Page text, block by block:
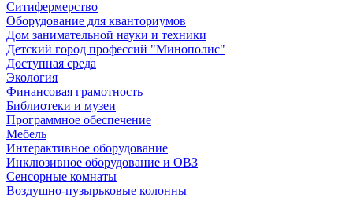
Ситифермерство
Оборудование для кванториумов
Дом занимательной науки и техники
Детский город профессий "Минополис"
Доступная среда
Экология
Финансовая грамотность
Библиотеки и музеи
Программное обеспечение
Мебель
Интерактивное оборудование
Инклюзивное оборудование и ОВЗ
Cенсорные комнаты
Воздушно-пузырьковые колонны